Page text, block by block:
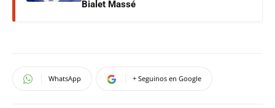
Bialet Massé
WhatsApp + Seguinos en Google